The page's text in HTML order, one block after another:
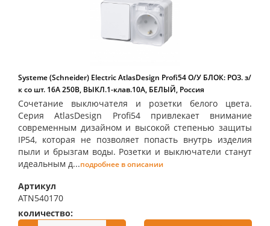
Systeme (Schneider) Electric AtlasDesign Profi54 О/У БЛОК: РОЗ. з/
к со шт. 16А 250B, ВЫКЛ.1-клав.10А, БЕЛЫЙ, Россия
Сочетание выключателя и розетки белого цвета.
Серия AtlasDesign Profi54 привлекает внимание
современным дизайном и высокой степенью защиты
IP54, которая не позволяет попасть внутрь изделия
пыли и брызгам воды. Розетки и выключатели станут
идеальным д...подробнее в описании
Артикул
ATN540170
количество: